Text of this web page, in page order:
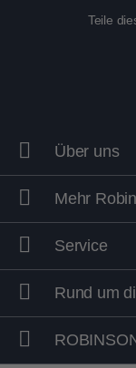
Teile
Über uns
Mehr
Service
Rund um